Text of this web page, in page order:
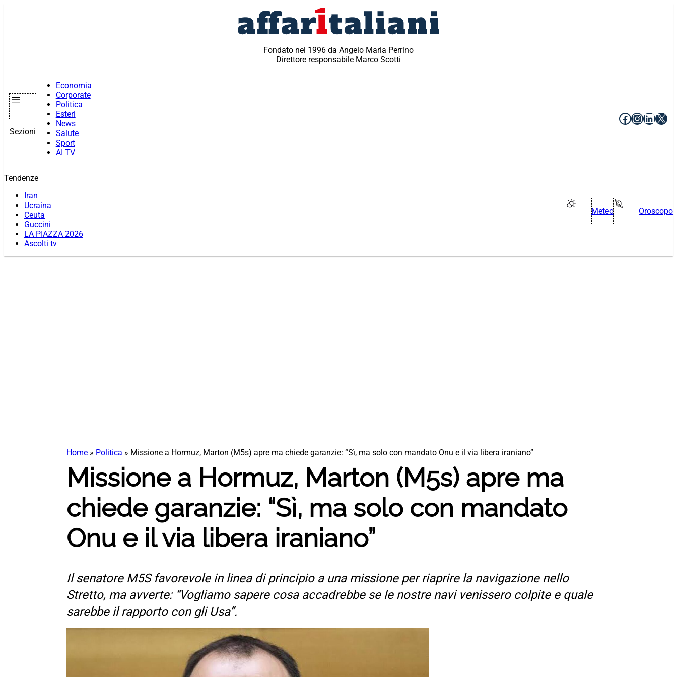
Fondato nel 1996 da Angelo Maria Perrino
Direttore responsabile Marco Scotti
Sezioni
Economia
Corporate
Politica
Esteri
News
Salute
Sport
AI TV
Facebook
X
Tendenze
Iran
Ucraina
Ceuta
Guccini
LA PIAZZA 2026
Ascolti tv
Meteo Oroscopo
Home » Politica » Missione a Hormuz, Marton (M5s) apre ma chiede garanzie: “Sì, ma solo con mandato Onu e il via libera iraniano”
Missione a Hormuz, Marton (M5s) apre ma
chiede garanzie: “Sì, ma solo con mandato
Onu e il via libera iraniano”
Il senatore M5S favorevole in linea di principio a una missione per riaprire la navigazione nello
Stretto, ma avverte: “Vogliamo sapere cosa accadrebbe se le nostre navi venissero colpite e quale
sarebbe il rapporto con gli Usa”.